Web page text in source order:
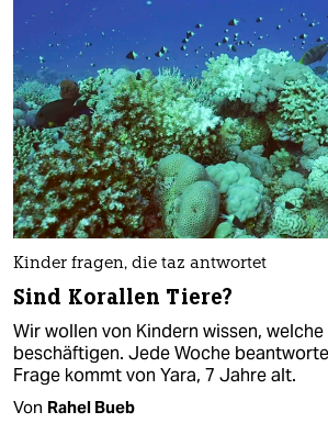
Kinder fragen, die taz antwortet
Sind Korallen Tiere?
Wir wollen von Kindern wissen,
beschäftigen. Jede Woche
Frage kommt von Yara, 7 Jahre alt.
Von Rahel Bueb